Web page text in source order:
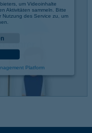
um Videoinhalte
Aktivitäten sammeln. Bitte
Nutzung des Service zu, um
Platform